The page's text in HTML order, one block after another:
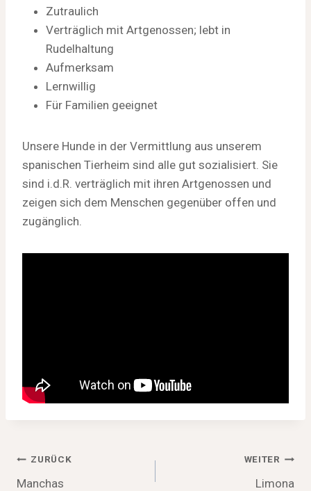
Zutraulich
Verträglich mit Artgenossen; lebt in
Rudelhaltung
Aufmerksam
Lernwillig
Für Familien geeignet
Unsere Hunde in der Vermittlung aus unserem
spanischen Tierheim sind alle gut sozialisiert. Sie
sind i.d.R. verträglich mit ihren Artgenossen und
zeigen sich dem Menschen gegenüber offen und
zugänglich.
Beitragsnavigation
ZURÜCK
Manchas
WEITER
Limona